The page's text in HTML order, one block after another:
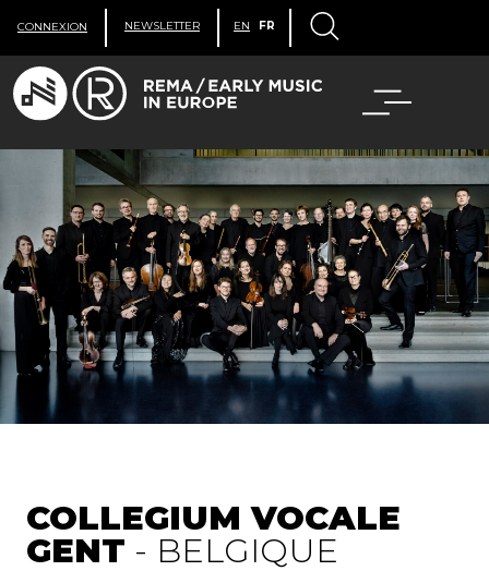
CONNEXION NEWSLETTER EN FR
COLLEGIUM VOCALE
GENT - BELGIQUE